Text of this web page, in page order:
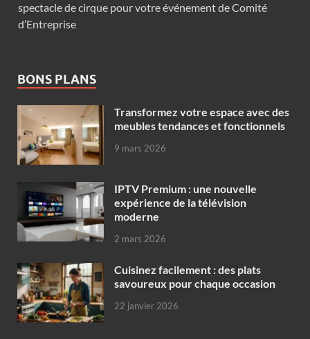
spectacle de cirque pour votre événement de Comité
d’Entreprise
BONS PLANS
Transformez votre espace avec des
meubles tendances et fonctionnels
9 mars 2026
IPTV Premium : une nouvelle
expérience de la télévision
moderne
2 mars 2026
Cuisinez facilement : des plats
savoureux pour chaque occasion
22 janvier 2026